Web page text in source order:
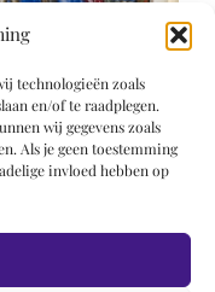
technologieën zoals
en/of te raadplegen.
wij gegevens zoals
Als je geen toestemming
invloed hebben op